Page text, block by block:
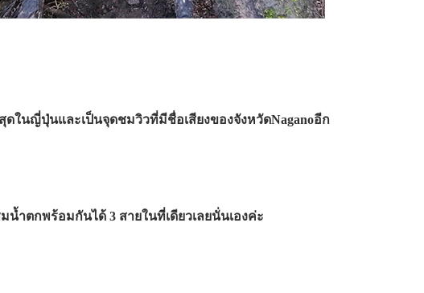
ในญี่ปุ่นและเป็นจุดชมวิวที่มีชื่อเสียงของจังหวัดNaganoอีก
ำตกพร้อมกันได้ 3 สายในที่เดียวเลยนั่นเองค่ะ